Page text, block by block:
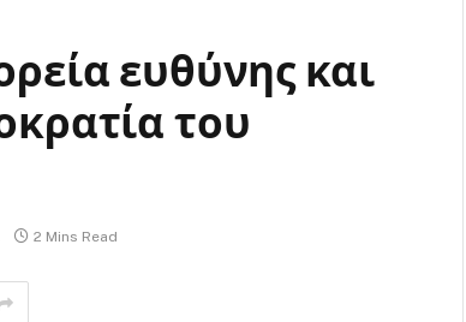
ευθύνης και
του
2 Mins Read